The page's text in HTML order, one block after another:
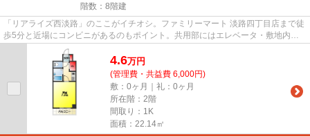
階数：8階建
「リアライズ西淡路」のここがイチオシ。ファミリーマート 淡路四丁目店まで徒
歩5分と近場にコンビニがあるのもポイント。共用部にはエレベータ・敷地内ご
み置き場など様々な設備やサ...
4.6万円
(管理費・共益費 6,000円)
敷：0ヶ月｜礼：0ヶ月
所在階：2階
間取り：1K
面積：22.14㎡